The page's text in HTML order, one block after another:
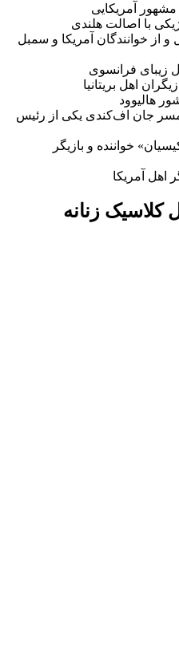
آمریکایی
با اصالت هلندی
و از خوانندگان آمریکا و سمبل
زیبای فرانسوی
اهل بریتانیا
هالیوود
جان اف‌کندی یکی از رئیس
خواننده و بازیگر
اهل آمریکا
کلاسیک زنانه